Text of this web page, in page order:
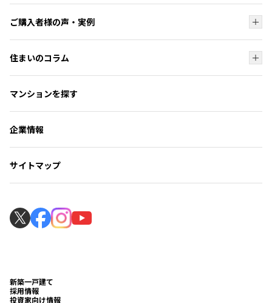
オーダーシステム
コンパクトマンションが人気な理由
マンション選びのお手伝い
暮らしのサポート
マンションギャラリー
マンションギャラリー見学の流れ
ご購入者様の声・実例
フォトギャラリー
よくいただくご質問
見学の流れ
住まいのコラム
ローンシミュレーション
マンションを探す
企業情報
サイトマップ
新築一戸建て
採用情報
投資家向け情報